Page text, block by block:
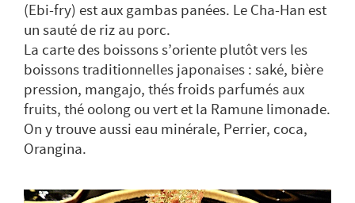
(Ebi-fry) est aux gambas panées. Le Cha-Han est
un sauté de riz au porc.
La carte des boissons s’oriente plutôt vers les
boissons traditionnelles japonaises : saké, bière
pression, mangajo, thés froids parfumés aux
fruits, thé oolong ou vert et la Ramune limonade.
On y trouve aussi eau minérale, Perrier, coca,
Orangina.